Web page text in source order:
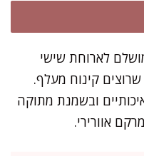
8‑10 אנשים, מושלם לארוחת שישי
קינוח מעלף.
ובשמנת מתוקה
אוורירי.